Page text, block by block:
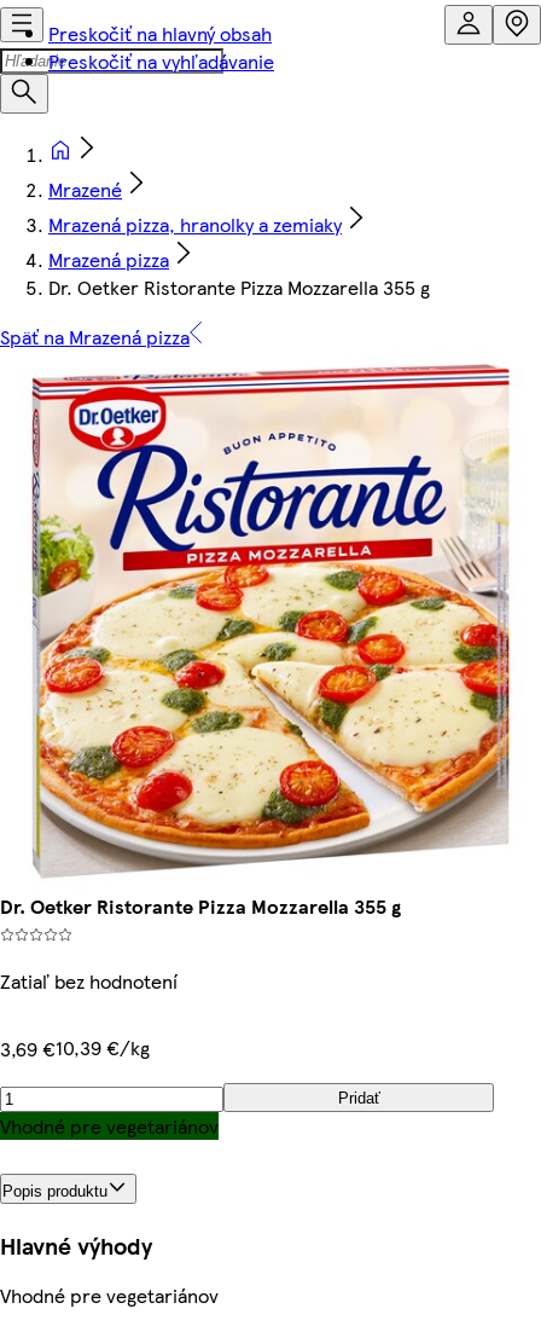
Preskočiť na hlavný obsah
Preskočiť na vyhľadávanie
Mrazené
Mrazená pizza, hranolky a zemiaky
Mrazená pizza
Dr. Oetker Ristorante Pizza Mozzarella 355 g
Späť na Mrazená pizza
Dr. Oetker Ristorante Pizza Mozzarella 355 g
Zatiaľ bez hodnotení
3,69 €10,39 €/kg
Pridať
Vhodné pre vegetariánov
Popis produktu
Hlavné výhody
Vhodné pre vegetariánov